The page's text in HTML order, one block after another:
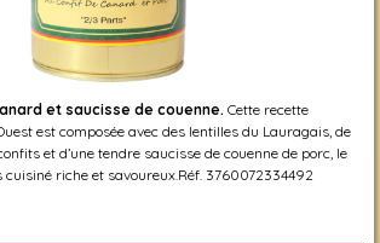
et saucisse de couenne. Cette recette
est composée avec des lentilles du Lauragais, de
et d’une tendre saucisse de couenne de porc, le
riche et savoureux.Réf. 3760072334492